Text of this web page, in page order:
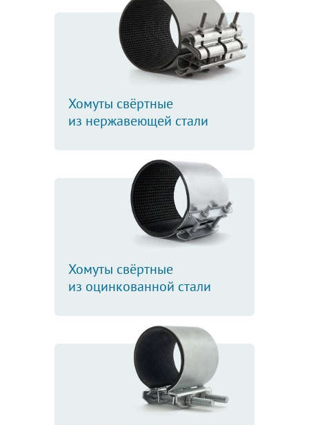
Хомуты свёртные
из нержавеющей стали
Хомуты свёртные
из оцинкованной стали